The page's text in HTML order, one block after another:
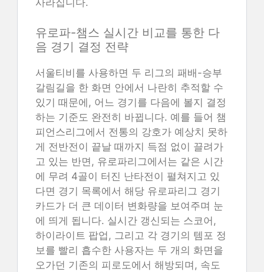
사라집니다.
유로파-챔스 실시간 비교를 통한 다
음 경기 결정 전략
서울티비를 사용하면 두 리그의 패배-승부
갈림길을 한 화면 안에서 나란히 추적할 수
있기 때문에, 어느 경기를 다음에 볼지 결정
하는 기준도 완전히 바뀝니다. 예를 들어 챔
피언스리그에서 전통의 강호가 예상치 못하
게 전반전이 끝날 때까지 득점 없이 끌려가
고 있는 반면, 유로파리그에서는 같은 시간
에 무려 4골이 터진 난타전이 펼쳐지고 있
다면 경기 목록에서 해당 유로파리그 경기
카드가 더 큰 데이터 변화량을 보여주며 눈
에 띄게 됩니다. 실시간 갱신되는 스코어,
하이라이트 팝업, 그리고 각 경기의 템포 정
보를 빨리 흡수한 사용자는 두 개의 화면을
오가던 기존의 피로도에서 해방되며, 속도